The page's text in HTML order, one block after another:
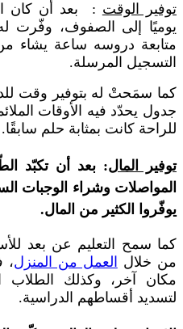
توفير الوقت : بعد أن كان
يوميًا إلى الصفوف، وفّرت
متابعة دروسه ساعة يشاء
التسجيل المرسلة.
كما سمَحتْ له بتوفير وقت
جدول يحدّد فيه الأوقات
للراحة كانت بمثابة حلم سابقًا.
توفير المال: بعد أن تكبّد
المواصلات وشراء الوجبات
يوفّروا الكثير من المال.
كما سمح التعليم عن بعد
من خلال
العمل من المنزل،
مكان آخر، وكذلك الطلاب
لتسديد أقساطهم الدراسية.